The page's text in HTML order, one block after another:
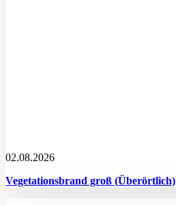
02.08.2026
Vegetationsbrand groß (Überörtlich)